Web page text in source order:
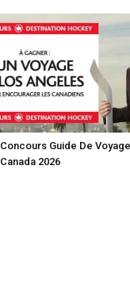
Concours Guide De
Canada 2026